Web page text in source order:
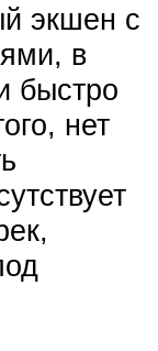
экшен с
в
быстро
нет